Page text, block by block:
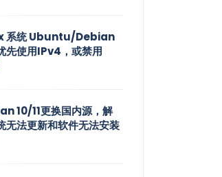
系统 Ubuntu/Debian
先使用IPv4，或禁用
10/11更换国内源，解
无法更新和软件无法安装